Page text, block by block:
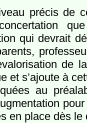
précis de
qui devrait
de
et s’ajoute à
au
en place dès